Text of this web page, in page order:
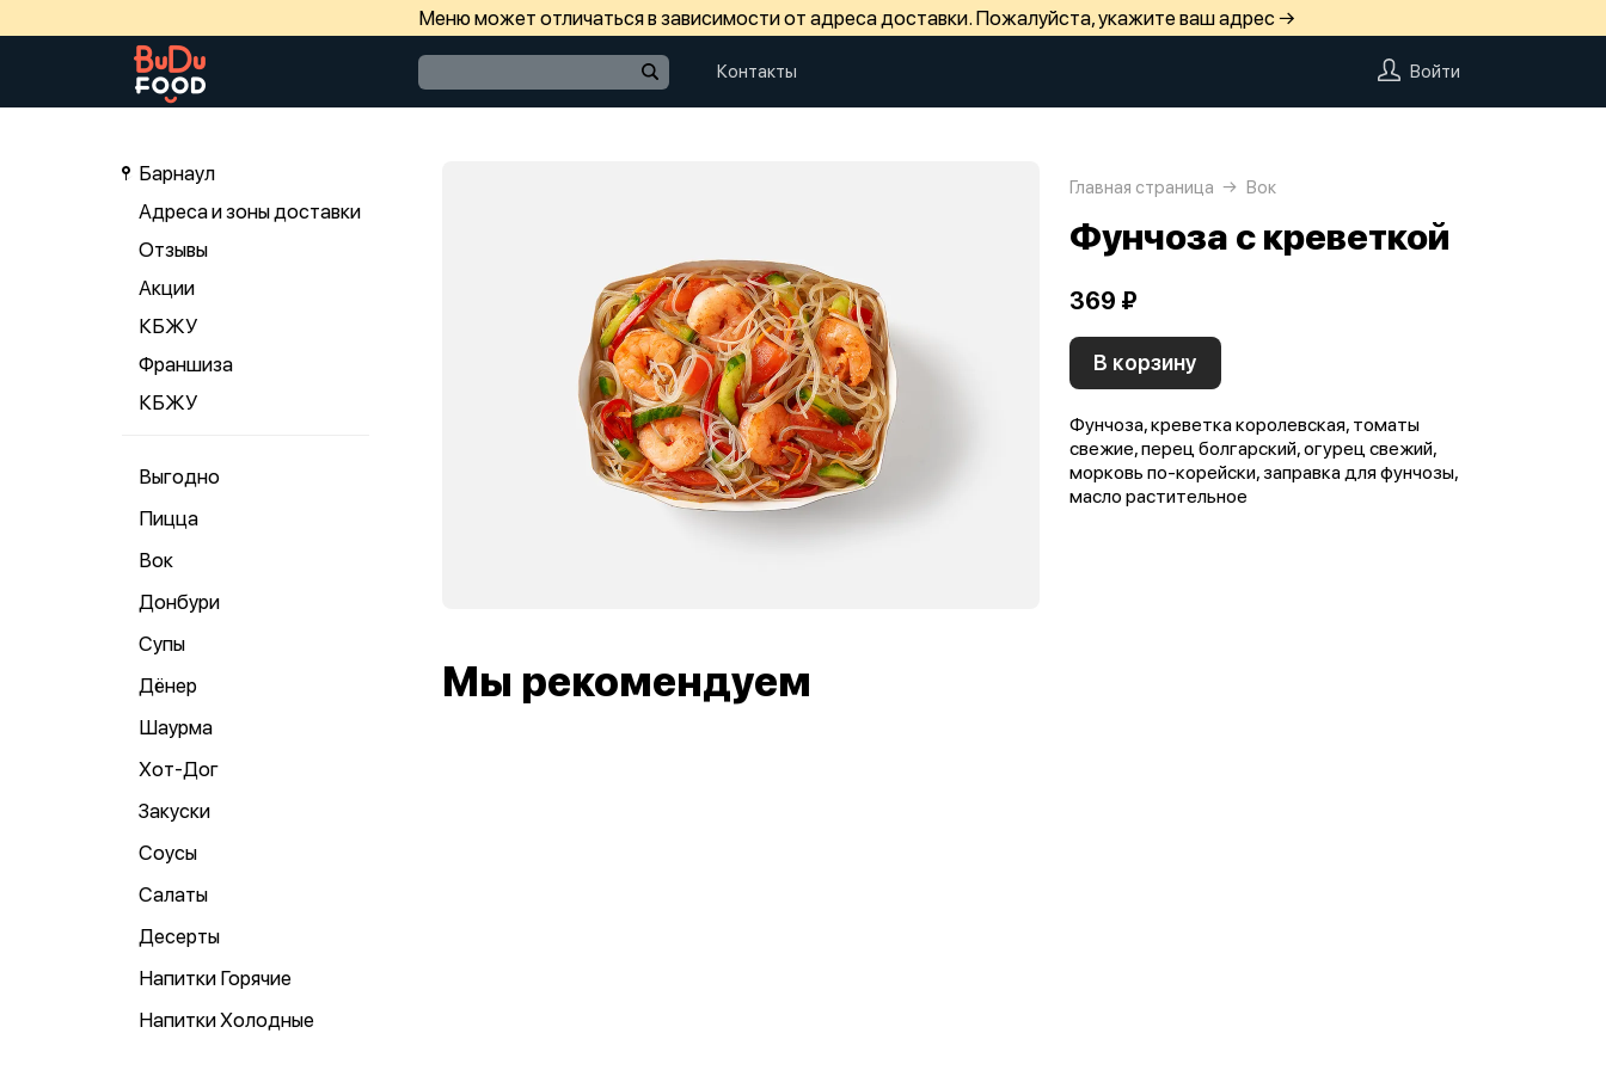
Меню может отличаться в зависимости от адреса доставки. Пожалуйста, укажите ваш адрес →
Контакты Войти
Барнаул
Адреса и зоны доставки
Отзывы
Акции
КБЖУ
Франшиза
КБЖУ
Выгодно
Пицца
Вок
Донбури
Супы
Дёнер
Шаурма
Хот-Дог
Закуски
Соусы
Салаты
Десерты
Напитки Горячие
Напитки Холодные
Главная страница Вок
Фунчоза с креветкой
369 ₽
В корзину
Фунчоза, креветка королевская, томаты
свежие, перец болгарский, огурец свежий,
морковь по-корейски, заправка для фунчозы,
масло растительное
Мы рекомендуем